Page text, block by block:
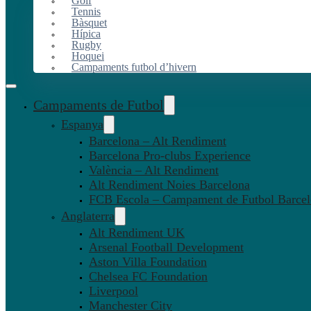
Tennis
Bàsquet
Hípica
Rugby
Hoquei
Campaments futbol d’hivern
Campaments de Futbol
Espanya
Barcelona – Alt Rendiment
Barcelona Pro-clubs Experience
València – Alt Rendiment
Alt Rendiment Noies Barcelona
FCB Escola – Campament de Futbol
Anglaterra
Alt Rendiment UK
Arsenal Football Development
Aston Villa Foundation
Chelsea FC Foundation
Liverpool
Manchester City